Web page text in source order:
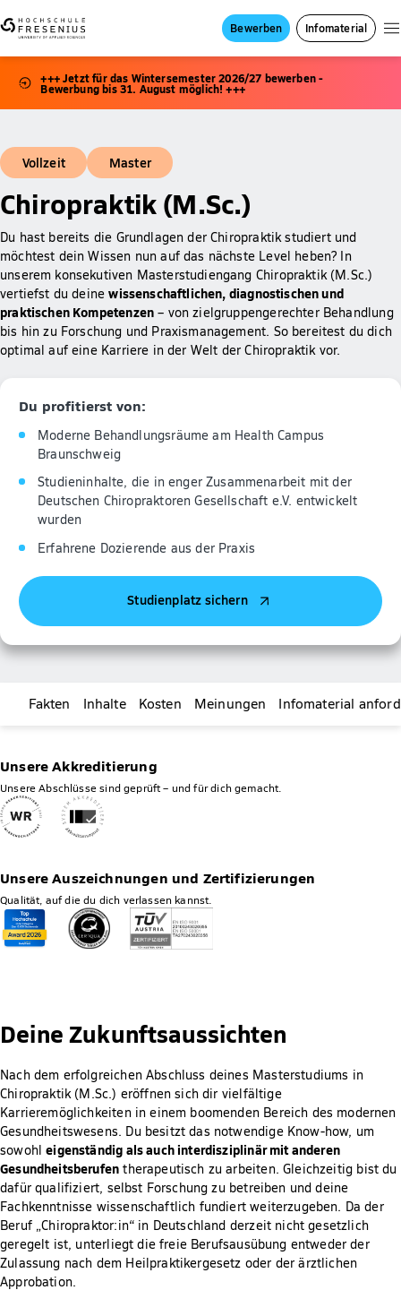
Bewerben Infomaterial
+++ Jetzt für das Wintersemester 2026/27 bewerben -
Bewerbung bis 31. August möglich! +++
Vollzeit Master
Chiropraktik (M.Sc.)
Du hast bereits die Grundlagen der Chiropraktik studiert und
möchtest dein Wissen nun auf das nächste Level heben? In
unserem konsekutiven Masterstudiengang Chiropraktik (M.Sc.)
vertiefst du deinewissenschaftlichen, diagnostischen und
praktischen Kompetenzen – von zielgruppengerechter Behandlung
bis hin zu Forschung und Praxismanagement. So bereitest du dich
optimal auf eine Karriere in der Welt der Chiropraktik vor.
Du profitierst von:
Moderne Behandlungsräume am Health Campus
Braunschweig
Studieninhalte, die in enger Zusammenarbeit mit der
Deutschen Chiropraktoren Gesellschaft e.V. entwickelt
wurden
Erfahrene Dozierende aus der Praxis
Studienplatz sichern
Fakten Inhalte Kosten Meinungen Infomaterial
Unsere Akkreditierung
Unsere Abschlüsse sind geprüft – und für dich gemacht.
Unsere Auszeichnungen und Zertifizierungen
Qualität, auf die du dich verlassen kannst.
Deine Zukunftsaussichten
Nach dem erfolgreichen Abschluss deines Masterstudiums in
Chiropraktik (M.Sc.) eröffnen sich dir vielfältige
Karrieremöglichkeiten in einem boomenden Bereich des modernen
Gesundheitswesens. Du besitzt das notwendige Know-how, um
sowohleigenständig als auch interdisziplinär mit anderen
Gesundheitsberufen therapeutisch zu arbeiten. Gleichzeitig bist du
dafür qualifiziert, selbst Forschung zu betreiben und deine
Fachkenntnisse wissenschaftlich fundiert weiterzugeben. Da der
Beruf „Chiropraktor:in“ in Deutschland derzeit nicht gesetzlich
geregelt ist, unterliegt die freie Berufsausübung entweder der
Zulassung nach dem Heilpraktikergesetz oder der ärztlichen
Approbation.